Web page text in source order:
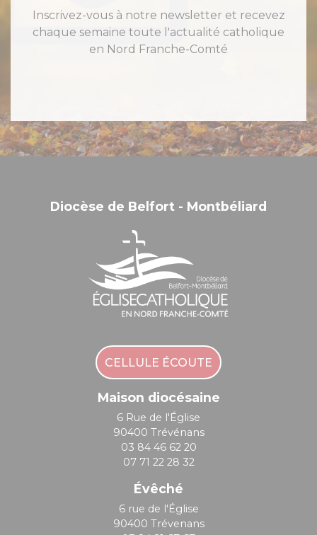
Inscrivez-vous à notre newsletter et recevez
chaque semaine toute l'actualité catholique
en Nord Franche-Comté
Diocèse de Belfort - Montbéliard
CELLULE ÉCOUTE
Maison diocésaine
6 Rue de l'Église
90400 Trévénans
03 84 46 62 20
07 71 22 28 32
Évêché
6 rue de l'Église
90400 Trévenans